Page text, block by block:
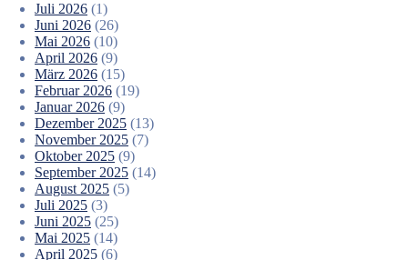
Juli 2026 (1)
Juni 2026 (26)
Mai 2026 (10)
April 2026 (9)
März 2026 (15)
Februar 2026 (19)
Januar 2026 (9)
Dezember 2025 (13)
November 2025 (7)
Oktober 2025 (9)
September 2025 (14)
August 2025 (5)
Juli 2025 (3)
Juni 2025 (25)
Mai 2025 (14)
April 2025 (6)